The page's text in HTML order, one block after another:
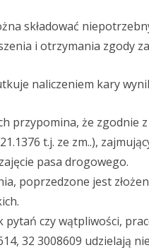
składować
i otrzymania zgody
naliczeniem kary
przypomina, że zgodnie
t.j. ze zm..),
pasa drogowego.
poprzedzone jest
pytań czy wątpliwości,
32 3008609 udzielają